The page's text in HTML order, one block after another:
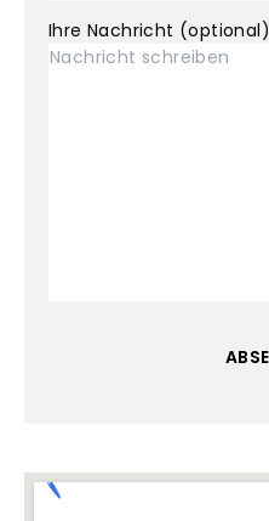
Ihre Nachricht (optional)